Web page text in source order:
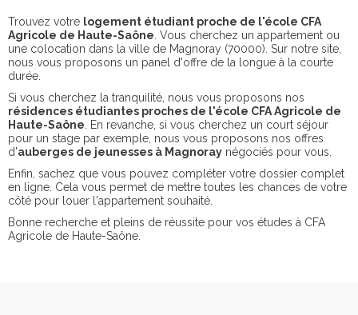
Trouvez votre logement étudiant proche de l'école CFA
Agricole de Haute-Saône . Vous cherchez un appartement ou
une colocation dans la ville de Magnoray (70000). Sur notre site,
nous vous proposons un panel d'offre de la longue à la courte
durée.
Si vous cherchez la tranquilité, nous vous proposons nos
résidences étudiantes proches de l'école CFA Agricole de
Haute-Saône . En revanche, si vous cherchez un court séjour
pour un stage par exemple, nous vous proposons nos offres
d'auberges de jeunesses à Magnoray négociés pour vous.
Enfin, sachez que vous pouvez compléter votre dossier complet
en ligne. Cela vous permet de mettre toutes les chances de votre
côté pour louer l'appartement souhaité.
Bonne recherche et pleins de réussite pour vos études à CFA
Agricole de Haute-Saône.